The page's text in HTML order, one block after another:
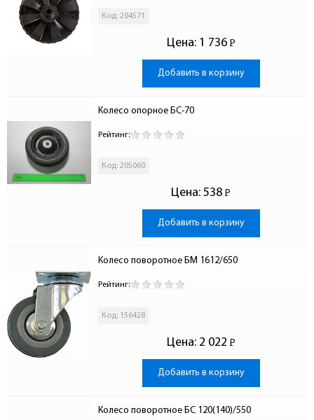
Код: 204571
Цена: 1 736 Р
-
Добавить в корзину
Колесо опорное БС-70
Рейтинг:
Код: 205060
Цена: 538 Р
-
Добавить в корзину
Колесо поворотное БМ 1612/650
Рейтинг:
Код: 156428
Цена: 2 022 Р
-
Добавить в корзину
Колесо поворотное БС 120(140)/550